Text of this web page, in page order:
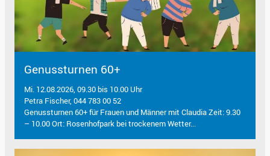
Genussturnen 60+
Mi. 12.08.2026, 09.30 bis 10.00 Uhr
Petra Fischer, 044 783 00 52
Genussturnen 60+ für Frauen und Männer mit Claudia Zeit: 9.30
– 10.00 Ort: Rosenhofpark bei trockenem Wetter...